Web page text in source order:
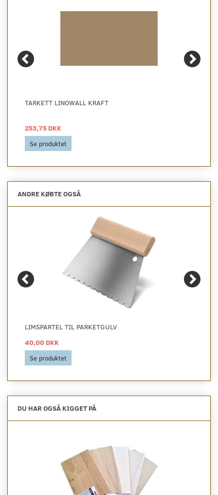
TARKETT LINOWALL KRAFT
253,75 DKK
Se produktet
ANDRE KØBTE OGSÅ
LIMSPARTEL TIL PARKETGULV
40,00 DKK
Se produktet
DU HAR OGSÅ KIGGET PÅ